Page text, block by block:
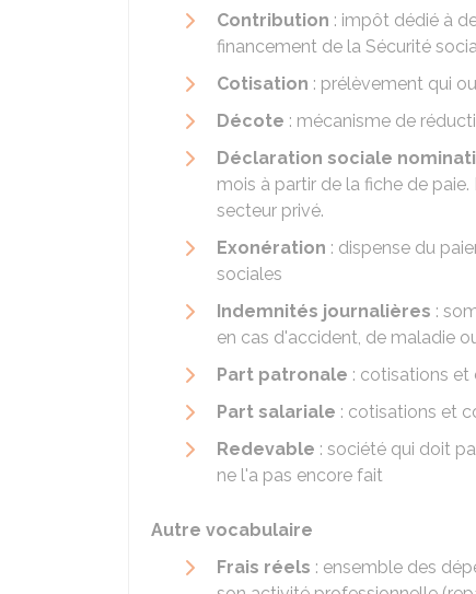
Contribution : impôt dédié à
financement de la Sécurité
Cotisation : prélèvement qui
Décote : mécanisme de
Déclaration sociale
mois à partir de la fiche de
secteur privé.
Exonération : dispense du
sociales
Indemnités journalières :
en cas d'accident, de maladie
Part patronale : cotisations et
Part salariale : cotisations et
Redevable : société qui doit
ne l'a pas encore fait
Autre vocabulaire
Frais réels : ensemble des